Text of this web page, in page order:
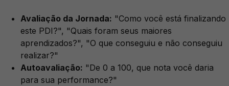
Avaliação da Jornada: "Como você está finalizando
este PDI?", "Quais foram seus maiores
aprendizados?", "O que conseguiu e não conseguiu
realizar?"
Autoavaliação: "De 0 a 100, que nota você daria
para sua performance?"